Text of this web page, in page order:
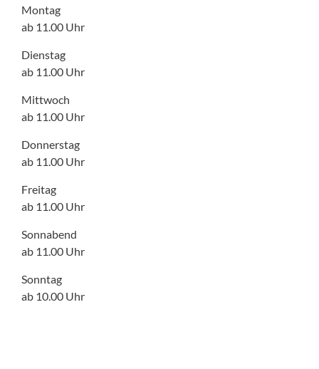
Montag
ab 11.00 Uhr
Dienstag
ab 11.00 Uhr
Mittwoch
ab 11.00 Uhr
Donnerstag
ab 11.00 Uhr
Freitag
ab 11.00 Uhr
Sonnabend
ab 11.00 Uhr
Sonntag
ab 10.00 Uhr